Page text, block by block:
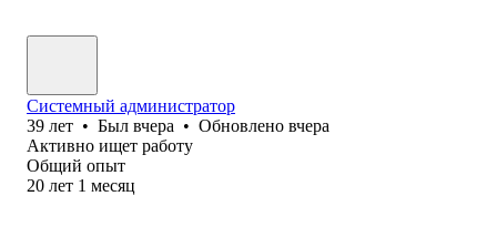
Системный администратор
39 лет • Был вчера • Обновлено вчера
Активно ищет работу
Общий опыт
20 лет 1 месяц